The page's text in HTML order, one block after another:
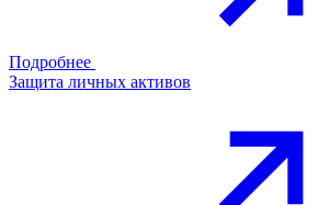
Подробнее
Защита личных активов